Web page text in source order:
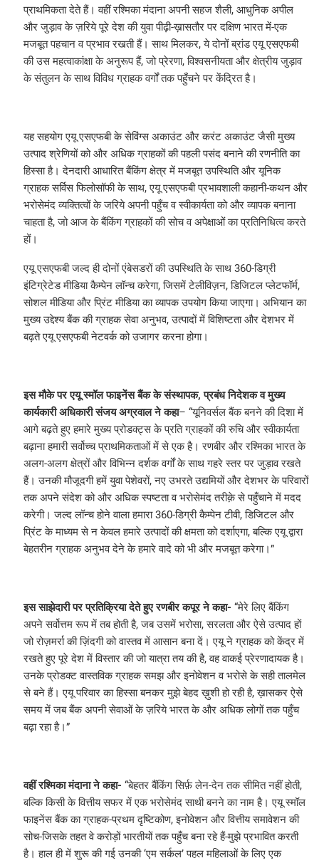
प्राथमिकता देते हैं। वहीं रश्मिका मंदाना अपनी सहज शैली, आधुनिक अपील
और जुड़ाव के ज़रिये पूरे देश की युवा पीढ़ी-ख़ासतौर पर दक्षिण भारत में-एक
मजबूत पहचान व प्रभाव रखती हैं। साथ मिलकर, ये दोनों ब्रांड एयू एसएफबी
की उस महत्वाकांक्षा के अनुरूप हैं, जो प्रेरणा, विश्वसनीयता और क्षेत्रीय जुड़ाव
के संतुलन के साथ विविध ग्राहक वर्गों तक पहुँचने पर केंद्रित है।
यह सहयोग एयू एसएफबी के सेविंग्स अकाउंट और करंट अकाउंट जैसी मुख्य
उत्पाद श्रेणियों को और अधिक ग्राहकों की पहली पसंद बनाने की रणनीति का
हिस्सा है। देनदारी आधारित बैंकिंग क्षेत्र में मजबूत उपस्थिति और यूनिक
ग्राहक सर्विस फिलोसॉफी के साथ, एयू एसएफबी प्रभावशाली कहानी-कथन और
भरोसेमंद व्यक्तित्वों के जरिये अपनी पहुँच व स्वीकार्यता को और व्यापक बनाना
चाहता है, जो आज के बैंकिंग ग्राहकों की सोच व अपेक्षाओं का प्रतिनिधित्व करते
हों।
एयू एसएफबी जल्द ही दोनों एंबेसडरों की उपस्थिति के साथ 360-डिग्री
इंटिग्रेटेड मीडिया कैम्पेन लॉन्च करेगा, जिसमें टेलीविज़न, डिजिटल प्लेटफॉर्म,
सोशल मीडिया और प्रिंट मीडिया का व्यापक उपयोग किया जाएगा। अभियान का
मुख्य उद्देश्य बैंक की ग्राहक सेवा अनुभव, उत्पादों में विशिष्टता और देशभर में
बढ़ते एयू एसएफबी नेटवर्क को उजागर करना होगा।
इस मौके पर एयू स्मॉल फाइनेंस बैंक के संस्थापक, प्रबंध निदेशक व मुख्य
कार्यकारी अधिकारी संजय अग्रवाल ने कहा– “यूनिवर्सल बैंक बनने की दिशा में
आगे बढ़ते हुए हमारे मुख्य प्रोडक्ट्स के प्रति ग्राहकों की रुचि और स्वीकार्यता
बढ़ाना हमारी सर्वोच्च प्राथमिकताओं में से एक है। रणबीर और रश्मिका भारत के
अलग-अलग क्षेत्रों और विभिन्न दर्शक वर्गों के साथ गहरे स्तर पर जुड़ाव रखते
हैं। उनकी मौजूदगी हमें युवा पेशेवरों, नए उभरते उद्यमियों और देशभर के परिवारों
तक अपने संदेश को और अधिक स्पष्टता व भरोसेमंद तरीक़े से पहुँचाने में मदद
करेगी। जल्द लॉन्च होने वाला हमारा 360-डिग्री कैम्पेन टीवी, डिजिटल और
प्रिंट के माध्यम से न केवल हमारे उत्पादों की क्षमता को दर्शाएगा, बल्कि एयू द्वारा
बेहतरीन ग्राहक अनुभव देने के हमारे वादे को भी और मजबूत करेगा।”
इस साझेदारी पर प्रतिक्रिया देते हुए रणबीर कपूर ने कहा- “मेरे लिए बैंकिंग
अपने सर्वोत्तम रूप में तब होती है, जब उसमें भरोसा, सरलता और ऐसे उत्पाद हों
जो रोज़मर्रा की ज़िंदगी को वास्तव में आसान बना दें। एयू ने ग्राहक को केंद्र में
रखते हुए पूरे देश में विस्तार की जो यात्रा तय की है, वह वाकई प्रेरणादायक है।
उनके प्रोडक्ट वास्तविक ग्राहक समझ और इनोवेशन व भरोसे के सही तालमेल
से बने हैं। एयू परिवार का हिस्सा बनकर मुझे बेहद ख़ुशी हो रही है, ख़ासकर ऐसे
समय में जब बैंक अपनी सेवाओं के ज़रिये भारत के और अधिक लोगों तक पहुँच
बढ़ा रहा है।”
वहीं रश्मिका मंदाना ने कहा- “बेहतर बैंकिंग सिर्फ़ लेन-देन तक सीमित नहीं होती,
बल्कि किसी के वित्तीय सफर में एक भरोसेमंद साथी बनने का नाम है। एयू स्मॉल
फाइनेंस बैंक का ग्राहक-प्रथम दृष्टिकोण, इनोवेशन और वित्तीय समावेशन की
सोच-जिसके तहत वे करोड़ों भारतीयों तक पहुँच बना रहे हैं-मुझे प्रभावित करती
है। हाल ही में शुरू की गई उनकी ‘एम सर्कल’ पहल महिलाओं के लिए एक